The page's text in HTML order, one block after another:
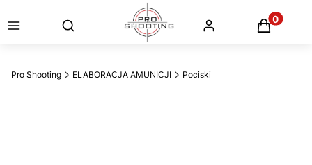
Otwórz wyszukiwarkę
Pro Shooting ELABORACJA AMUNICJI Pociski